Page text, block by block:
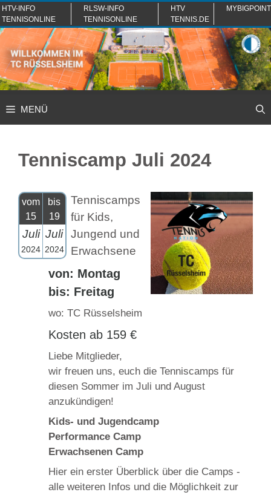
Zum
Inhalt
springen
HTV-INFO
TENNISONLINE
RLSW-INFO
TENNISONLINE
HTV
TENNIS.DE
MYBIGPOINT
MENÜ
Tenniscamp Juli 2024
vom
15
Juli
2024
bis
19
Juli
2024
Tenniscamps
für Kids,
Jungend und
Erwachsene
von: Montag
bis: Freitag
wo: TC Rüsselsheim
Kosten ab 159 €
Liebe Mitglieder,
wir freuen uns, euch die Tenniscamps für
diesen Sommer im Juli und August
anzukündigen!
Kids- und Jugendcamp
Performance Camp
Erwachsenen Camp
Hier ein erster Überblick über die Camps -
alle weiteren Infos und die Möglichkeit zur